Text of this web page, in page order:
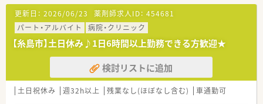
【法人特徴について】
■福岡県を中心に調剤薬局を2店舗展開するほか、ジェネリック
の卸売や菓子製造など多岐にわたる事業で経営基盤が安定して
います。
■今後も着実に新規開局を予定しており、地域住民が集う場所と
してのカフェ風店舗づくりなど、独自のビジョンを持っていま
■頑張った方には昇給という形でしっかりと還元する方針を掲
げており、個人の努力を正当に評価して、給与に反映させていま
更新日： 2026/06/23 薬剤師求人ID： 454681
パート・アルバイト
病院・クリニック
【糸島市】土日休み♪1日6時間以上勤務できる方歓迎★
検討リストに追加
土日祝休み 週32h以上 残業なし(ほぼなし含む) 車通勤可